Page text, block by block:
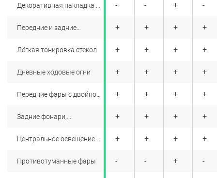
Декоративная накладка на
Передние и задние
Лёгкая тонировка стекол
Дневные ходовые огни
Передние фары с двойной
Задние фонари,
Центральное освещение
Противотуманные фары
+
+
+
+
+
+
+
+
+
+
+
+
+
+
+
+
+
+
+
+
+
+
-
+
+
+
+
+
+
-
-
+
+
+
+
+
+
-
+
+
+
+
+
+
+
+
-
+
+
+
+
+
+
-